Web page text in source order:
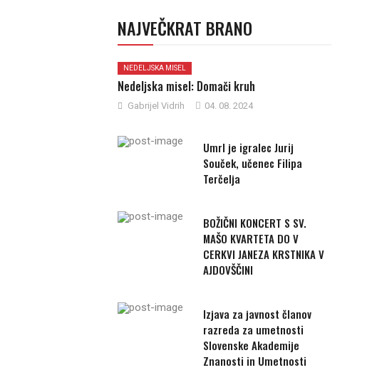
NAJVEČKRAT BRANO
NEDELJSKA MISEL
Nedeljska misel: Domači kruh
Gabrijel Vidrih 04. 08. 2024
Umrl je igralec Jurij
Souček, učenec Filipa
Terčelja
BOŽIČNI KONCERT S SV.
MAŠO KVARTETA DO V
CERKVI JANEZA KRSTNIKA V
AJDOVŠČINI
Izjava za javnost članov
razreda za umetnosti
Slovenske Akademije
Znanosti in Umetnosti